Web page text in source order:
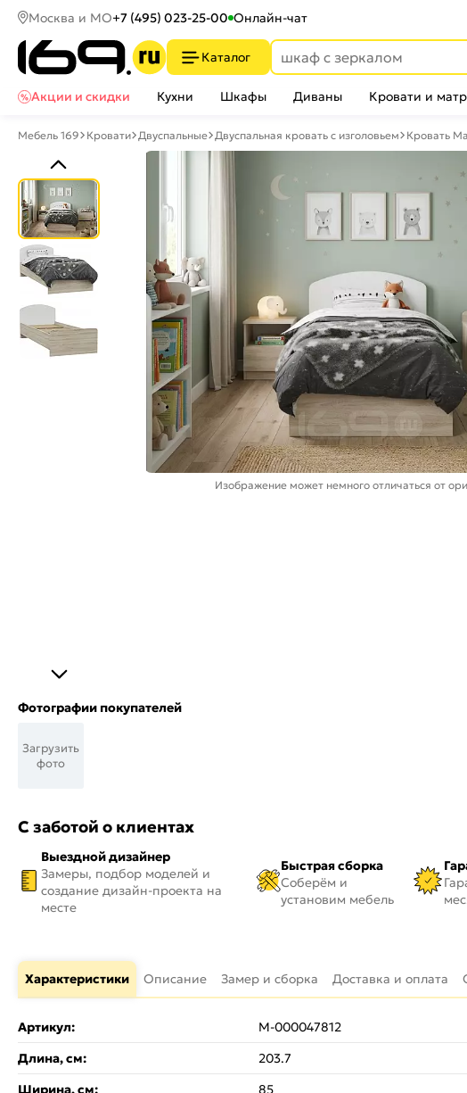
Москва и МО+7 (495) 023-25-00 Онлайн-чат
Каталог
Акции и скидки
Кухни Шкафы Диваны Кровати и
Мебель 169 Кровати Двуспальные Двуспальная кровать с изголовьем Кровать
Изображение может немного отличаться от
Фотографии покупателей
Загрузить
фото
С заботой о клиентах
Выездной дизайнер
Замеры, подбор моделей и
создание дизайн-проекта на
месте
Быстрая сборка
Соберём и
установим мебель
Характеристики Описание Замер и сборка Доставка и оплата
Артикул:
M-000047812
Длина, см:
203.7
Ширина, см:
85